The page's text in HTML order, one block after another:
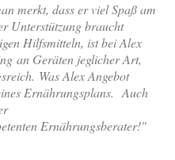
merkt, dass er viel Spaß am
Unterstützung braucht
Hilfsmitteln, ist bei Alex
an Geräten jeglicher Art,
Was Alex Angebot
Ernährungsplans. Auch
Ernährungsberater!"